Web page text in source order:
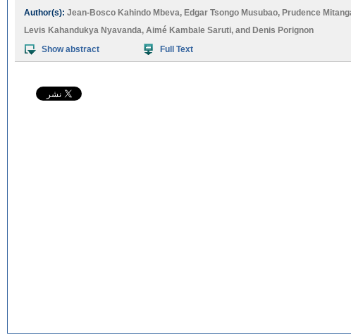
Author(s): Jean-Bosco Kahindo Mbeva, Edgar Tsongo Musubao, Prudence
Levis Kahandukya Nyavanda, Aimé Kambale Saruti, and Denis Porignon
Show abstract
Full Text